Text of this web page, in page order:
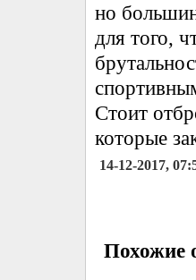
но
для того,
Стоит
которые
14-12-2017,
Похожие